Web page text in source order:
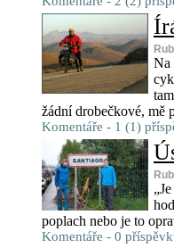
Na
žádní drobečkové, mě
Komentáře - 1 (1)
poplach nebo je to
Komentáře - 0